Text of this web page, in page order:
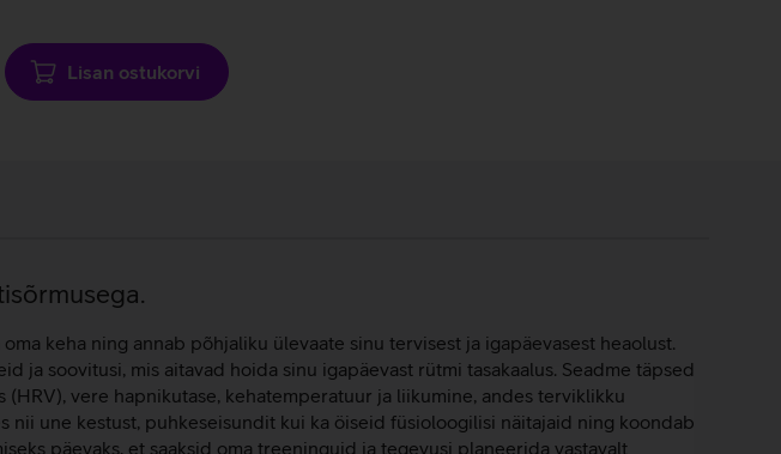
Lisan ostukorvi
keha ning annab põhjaliku ülevaate sinu tervisest ja igapäevasest heaolust.
ja soovitusi, mis aitavad hoida sinu igapäevast rütmi tasakaalus. Seadme täpsed
vere hapnikutase, kehatemperatuur ja liikumine, andes terviklikku
une kestust, puhkeseisundit kui ka öiseid füsioloogilisi näitajaid ning koondab
päevaks, et saaksid oma treeninguid ja tegevusi planeerida vastavalt